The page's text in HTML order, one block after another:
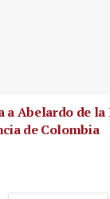
a Abelardo de
de Colombia